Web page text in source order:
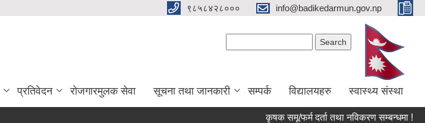
९८५८४२८००० info@badikedarmun.gov.np
प्रतिवेदन रोजगारमुलक सेवा सूचना तथा जानकारी सम्पर्क विद्यालयहरु स्वास्थ्य संस्था
कृषक समू/फर्म दर्ता तथा नविकरण सम्बन्धमा !